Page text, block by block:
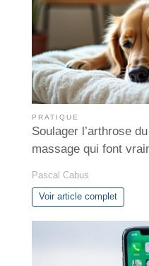
PRATIQUE
Soulager l’arthrose
massage qui font
Pascal Cabus
Voir article complet